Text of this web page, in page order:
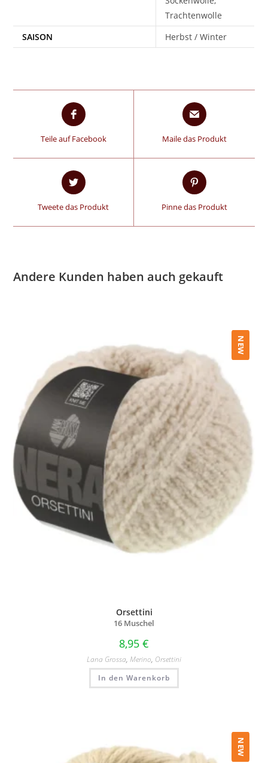
Trachtenwolle
SAISON
Herbst / Winter
Teile auf Facebook Maile das Produkt
Tweete das Produkt Pinne das Produkt
Andere Kunden haben auch gekauft
NEW
Orsettini
16 Muschel
8,95 €
Lana Grossa, Merino, Orsettini
In den Warenkorb
NEW